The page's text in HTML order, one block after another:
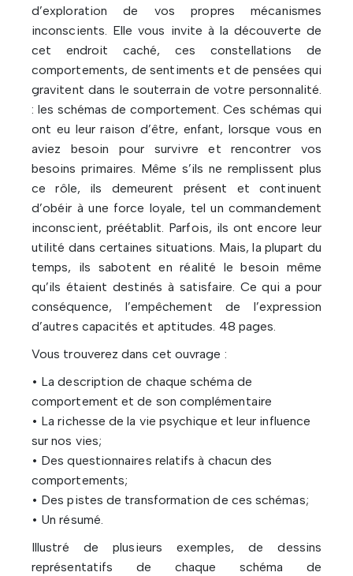
d’exploration de vos propres mécanismes
inconscients. Elle vous invite à la découverte de
cet endroit caché, ces constellations de
comportements, de sentiments et de pensées qui
gravitent dans le souterrain de votre personnalité.
: les schémas de comportement. Ces schémas qui
ont eu leur raison d’être, enfant, lorsque vous en
aviez besoin pour survivre et rencontrer vos
besoins primaires. Même s’ils ne remplissent plus
ce rôle, ils demeurent présent et continuent
d’obéir à une force loyale, tel un commandement
inconscient, préétablit. Parfois, ils ont encore leur
utilité dans certaines situations. Mais, la plupart du
temps, ils sabotent en réalité le besoin même
qu’ils étaient destinés à satisfaire. Ce qui a pour
conséquence, l’empêchement de l’expression
d’autres capacités et aptitudes. 48 pages.
Vous trouverez dans cet ouvrage :
• La description de chaque schéma de
comportement et de son complémentaire
• La richesse de la vie psychique et leur influence
sur nos vies;
• Des questionnaires relatifs à chacun des
comportements;
• Des pistes de transformation de ces schémas;
• Un résumé.
Illustré de plusieurs exemples, de dessins
représentatifs de chaque schéma de